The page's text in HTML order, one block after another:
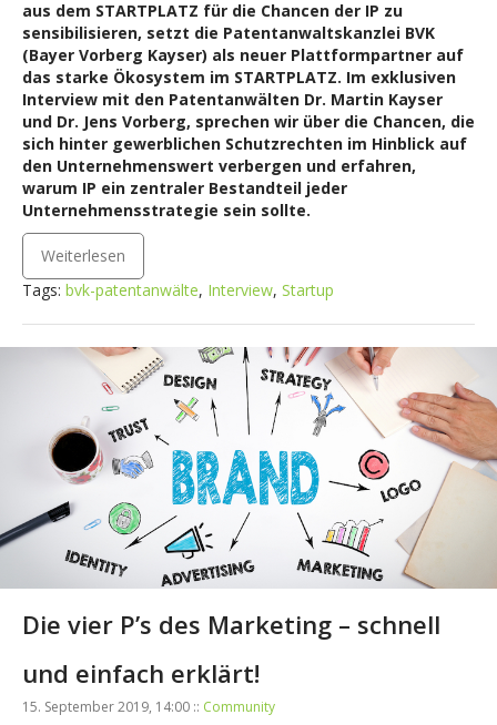
aus dem STARTPLATZ für die Chancen der IP zu
sensibilisieren, setzt die Patentanwaltskanzlei BVK
(Bayer Vorberg Kayser) als neuer Plattformpartner auf
das starke Ökosystem im STARTPLATZ. Im exklusiven
Interview mit den Patentanwälten Dr. Martin Kayser
und Dr. Jens Vorberg, sprechen wir über die Chancen, die
sich hinter gewerblichen Schutzrechten im Hinblick auf
den Unternehmenswert verbergen und erfahren,
warum IP ein zentraler Bestandteil jeder
Unternehmensstrategie sein sollte.
Weiterlesen
Tags: bvk-patentanwälte, Interview, Startup
Die vier P’s des Marketing – schnell
und einfach erklärt!
15. September 2019, 14:00 :: Community